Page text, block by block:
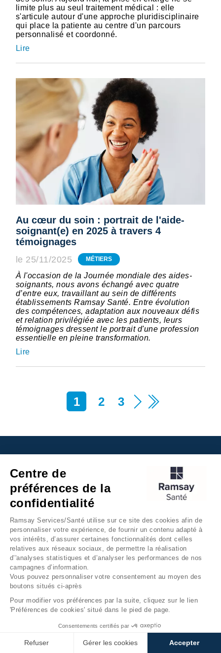
limite plus au seul traitement médical : elle
s'articule autour d'une approche pluridisciplinaire
qui place la patiente au centre d'un parcours
personnalisé et coordonné.
Lire
Au cœur du soin : portrait de l'aide-
soignant(e) en 2025 à travers 4
témoignages
le 25/11/2025 MÉTIERS
À l'occasion de la Journée mondiale des aides-
soignants, nous avons échangé avec quatre
d’entre eux, travaillant au sein de différents
établissements Ramsay Santé. Entre évolution
des compétences, adaptation aux nouveaux défis
et relation privilégiée avec les patients, leurs
témoignages dressent le portrait d'une profession
essentielle en pleine transformation.
Lire
1 2 3
Trouver un médecin
Paiement en ligne
Retrouvez nous sur les réseaux sociaux
Centre de
préférences de la
confidentialité
Ramsay Services/Santé utilise sur ce site des cookies afin de
personnaliser votre expérience, de fournir un contenu adapté à
vos intérêts, d’assurer certaines fonctionnalités dont celles
relatives aux réseaux sociaux, de permettre la réalisation
d’'analyses statistiques et d’analyser les performances de nos
campagnes d’information.
Vous pouvez personnaliser votre consentement au moyen des
boutons situés ci-après
Pour modifier vos préférences par la suite, cliquez sur le lien
'Préférences de cookies' situé dans le pied de page.
Consentements certifiés par
Refuser Gérer les cookies Accepter